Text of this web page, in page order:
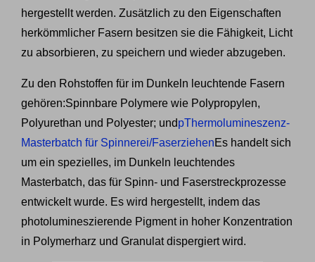
hergestellt werden. Zusätzlich zu den Eigenschaften
herkömmlicher Fasern besitzen sie die Fähigkeit, Licht
zu absorbieren, zu speichern und wieder abzugeben.
Zu den Rohstoffen für im Dunkeln leuchtende Fasern
gehören:Spinnbare Polymere wie Polypropylen,
Polyurethan und Polyester; undpThermolumineszenz-
Masterbatch für Spinnerei/FaserziehenEs handelt sich
um ein spezielles, im Dunkeln leuchtendes
Masterbatch, das für Spinn- und Faserstreckprozesse
entwickelt wurde. Es wird hergestellt, indem das
photolumineszierende Pigment in hoher Konzentration
in Polymerharz und Granulat dispergiert wird.